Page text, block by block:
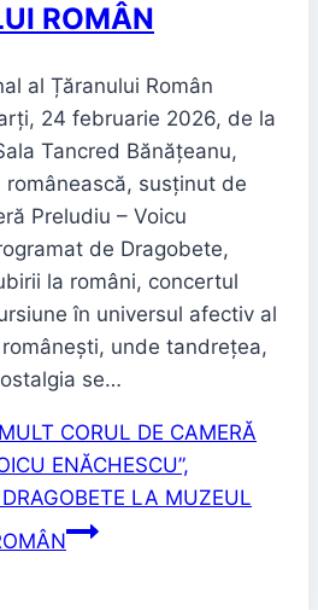
ROMÂN
al Țăranului Român
24 februarie 2026, de la
Tancred Bănățeanu,
românească, susținut de
Preludiu – Voicu
de Dragobete,
la români, concertul
în universul afectiv al
unde tandrețea,
se…
CORUL DE CAMERĂ
ENĂCHESCU”,
LA MUZEUL